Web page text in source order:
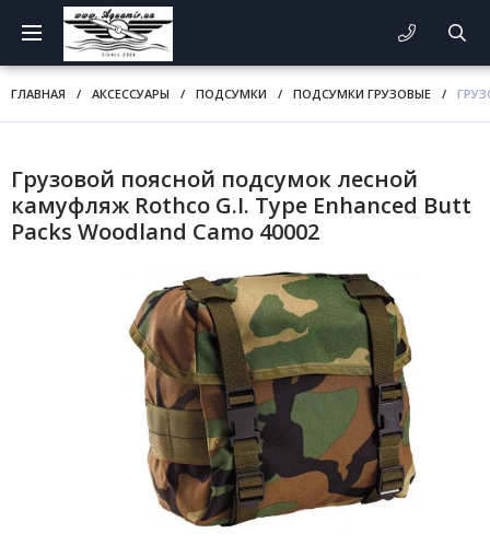
ГЛАВНАЯ / АКСЕССУАРЫ / ПОДСУМКИ / ПОДСУМКИ ГРУЗОВЫЕ /
Грузовой поясной подсумок лесной
камуфляж Rothco G.I. Type Enhanced Butt
Packs Woodland Camo 40002